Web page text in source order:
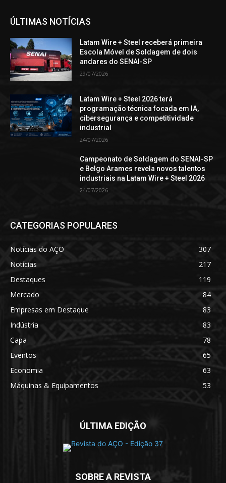
ÚLTIMAS NOTÍCIAS
Latam Wire + Steel receberá primeira
Escola Móvel de Soldagem de dois
andares do SENAI-SP
29/07/2026
Latam Wire + Steel 2026 terá
programação técnica focada em IA,
cibersegurança e competitividade
industrial
24/07/2026
Campeonato de Soldagem do SENAI-SP
e Belgo Arames revela novos talentos
industriais na Latam Wire + Steel 2026
24/07/2026
CATEGORIAS POPULARES
Notícias do AÇO
307
Notícias
217
Destaques
119
Mercado
84
Empresas em Destaque
83
Indústria
83
Capa
78
Eventos
65
Economia
63
Máquinas & Equipamentos
53
ÚLTIMA EDIÇÃO
SOBRE A REVISTA